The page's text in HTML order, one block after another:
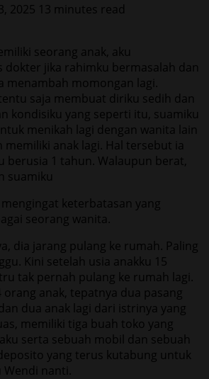
2025 13 minutes read
seorang anak, aku
dokter jika rahimku bermasalah dan
menambah momongan lagi.
saja membuat diriku sedih dan
kondisiku yang seperti itu, suamiku
menikah lagi dengan wanita lain
memiliki anak lagi. Hal tersebut ia
berusia 1 tahun. Walaupun berat,
suamiku
keterbatasan yang
seorang wanita.
dia jarang pulang ke rumah. Paling
Kini setelah usia anakku 15
tak pernah pulang ke rumah lagi.
anak, tepatnya dua pasang
dua anak lagi dari istrinya yang
memiliki tiga buah toko yang
serta sebuah mobil dan sebuah
yang terus kutabung untuk
Wendi nanti.